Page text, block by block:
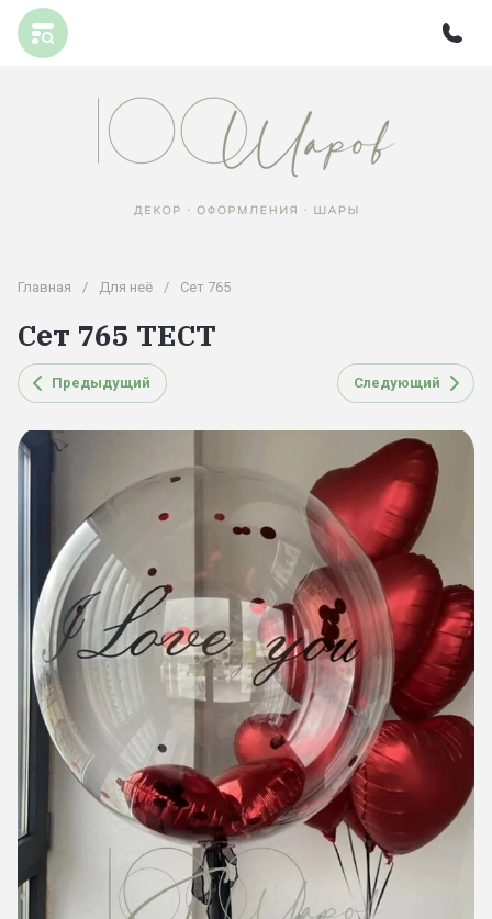
Главная / Для неё / Сет 765
Сет 765 ТЕСТ
Предыдущий Следующий